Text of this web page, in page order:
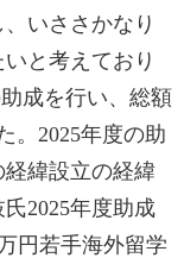
いささかなり
と考えており
成を行い、総額
。2025年度の助
緯設立の経緯
2025年度助成
円若手海外留学